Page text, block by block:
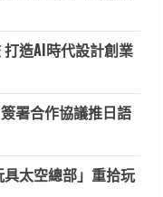
打造AI時代設計創業
署合作協議推日語
太空總部」重拾玩